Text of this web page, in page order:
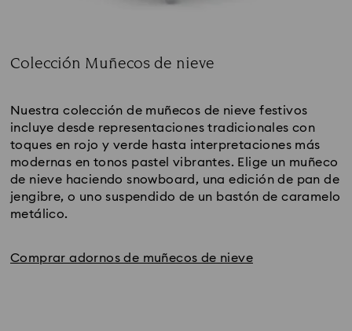
Colección Muñecos de nieve
Nuestra colección de muñecos de nieve festivos
incluye desde representaciones tradicionales con
toques en rojo y verde hasta interpretaciones más
modernas en tonos pastel vibrantes. Elige un muñeco
de nieve haciendo snowboard, una edición de pan de
jengibre, o uno suspendido de un bastón de caramelo
metálico.
Comprar adornos de muñecos de nieve